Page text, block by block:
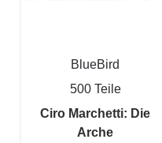
BlueBird
500 Teile
Ciro Marchetti: Die
Arche